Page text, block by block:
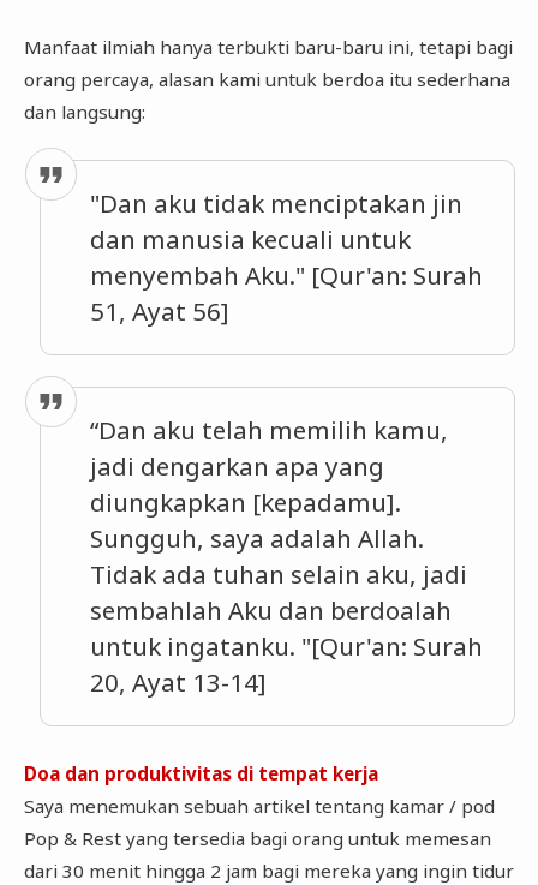
Manfaat ilmiah hanya terbukti baru-baru ini, tetapi bagi
orang percaya, alasan kami untuk berdoa itu sederhana
dan langsung:
"Dan aku tidak menciptakan jin
dan manusia kecuali untuk
menyembah Aku." [Qur'an: Surah
51, Ayat 56]
“Dan aku telah memilih kamu,
jadi dengarkan apa yang
diungkapkan [kepadamu].
Sungguh, saya adalah Allah.
Tidak ada tuhan selain aku, jadi
sembahlah Aku dan berdoalah
untuk ingatanku. "[Qur'an: Surah
20, Ayat 13-14]
Doa dan produktivitas di tempat kerja
Saya menemukan sebuah artikel tentang kamar / pod
Pop & Rest yang tersedia bagi orang untuk memesan
dari 30 menit hingga 2 jam bagi mereka yang ingin tidur